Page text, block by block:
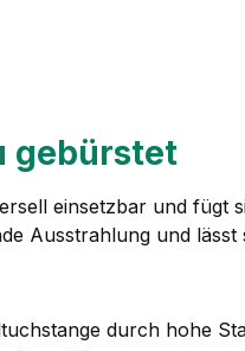
gebürstet
einsetzbar und fügt
Ausstrahlung und
durch hohe